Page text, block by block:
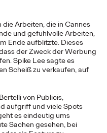
Arbeiten, die in Cannes
und gefühlvolle Arbeiten,
Ende aufblitzte. Dieses
der Zweck der Werbung
Spike Lee sagte es
Scheiß zu verkaufen, auf
von Publicis,
aufgriff und viele Spots
es eindeutig ums
Sachen gesehen, bei
Jagd